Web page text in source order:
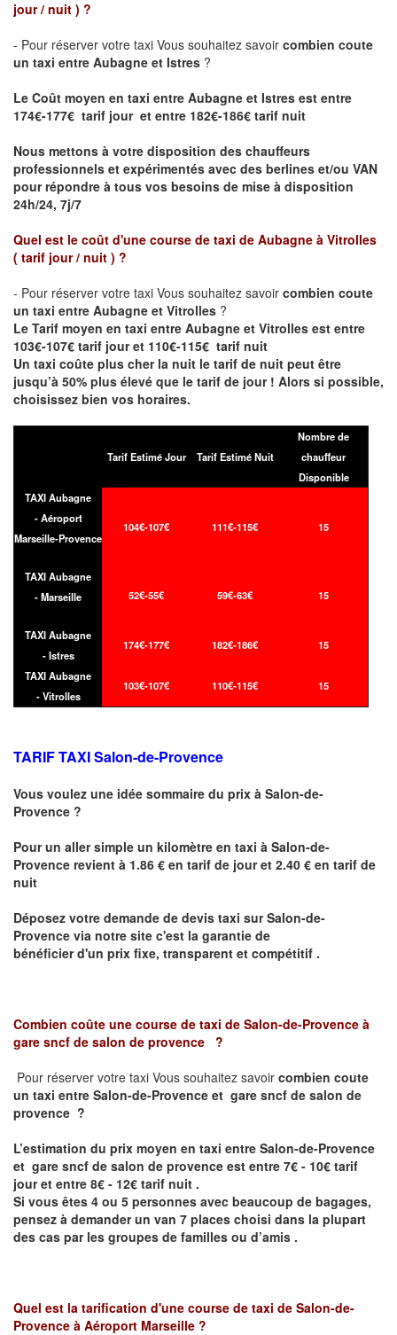
jour / nuit ) ?
- Pour réserver votre taxi Vous souhaitez savoir combien coute
un taxi entre Aubagne et Istres ?
Le Coût moyen en taxi entre Aubagne et Istres est entre
174€-177€ tarif jour et entre 182€-186€ tarif nuit
Nous mettons à votre disposition des chauffeurs
professionnels et expérimentés avec des berlines et/ou VAN
pour répondre à tous vos besoins de mise à disposition
24h/24, 7j/7
Quel est le coût d'une course de taxi de Aubagne à Vitrolles
( tarif jour / nuit ) ?
- Pour réserver votre taxi Vous souhaitez savoir combien coute
un taxi entre Aubagne et Vitrolles ?
Le Tarif moyen en taxi entre Aubagne et Vitrolles est entre
103€-107€ tarif jour et 110€-115€ tarif nuit
Un taxi coûte plus cher la nuit le tarif de nuit peut être
jusqu’à 50% plus élevé que le tarif de jour ! Alors si possible,
choisissez bien vos horaires.
Tarif Estimé Jour Tarif Estimé Nuit
Nombre de
chauffeur
Disponible
TAXI Aubagne
- Aéroport
Marseille-Provence
104€-107€ 111€-115€ 15
TAXI Aubagne
- Marseille
52€-55€ 59€-63€ 15
TAXI Aubagne
- Istres
174€-177€ 182€-186€ 15
TAXI Aubagne
- Vitrolles
103€-107€ 110€-115€ 15
TARIF TAXI Salon-de-Provence
Vous voulez une idée sommaire du prix à Salon-de-
Provence ?
Pour un aller simple un kilomètre en taxi à Salon-de-
Provence revient à 1.86 € en tarif de jour et 2.40 € en tarif de
nuit
Déposez votre demande de devis taxi surSalon-de-
Provence via notre site c'est la garantie de
bénéficier d'un prix fixe, transparent et compétitif .
Combien coûte une course de taxi de Salon-de-Provence à
gare sncf de salon de provence
?
Pour réserver votre taxi Vous souhaitez savoir combien coute
un taxi entre Salon-de-Provence et gare sncf de salon de
provence ?
L’estimation du prix moyen en taxi entre Salon-de-Provence
et gare sncf de salon de provence est entre 7€ - 10€ tarif
jour et entre 8€ - 12€ tarif nuit .
Si vous êtes 4 ou 5 personnes avec beaucoup de bagages,
pensez à demander un van 7 places choisi dans la plupart
des cas par les groupes de familles ou d’amis .
Quel est la tarification d'une course de taxi de Salon-de-
Provence à Aéroport Marseille ?